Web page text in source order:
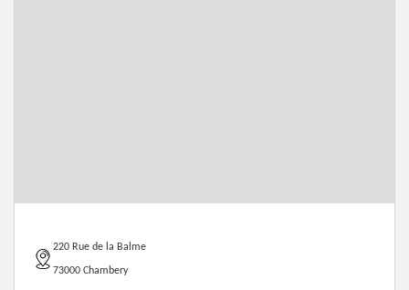
220 Rue de la Balme
73000 Chambery